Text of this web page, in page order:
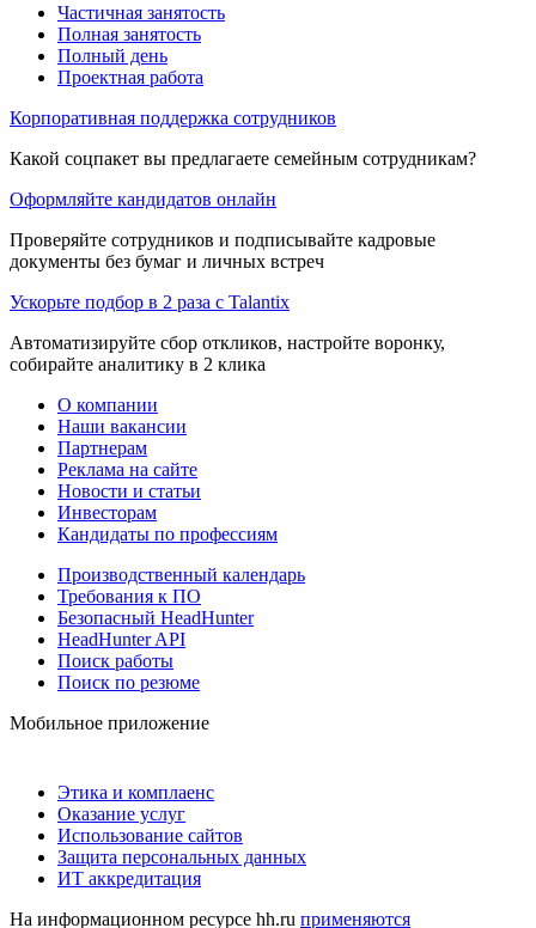
Частичная занятость
Полная занятость
Полный день
Проектная работа
Корпоративная поддержка сотрудников
Какой соцпакет вы предлагаете семейным сотрудникам?
Оформляйте кандидатов онлайн
Проверяйте сотрудников и подписывайте кадровые
документы без бумаг и личных встреч
Ускорьте подбор в 2 раза с Talantix
Автоматизируйте сбор откликов, настройте воронку,
собирайте аналитику в 2 клика
О компании
Наши вакансии
Партнерам
Реклама на сайте
Новости и статьи
Инвесторам
Кандидаты по профессиям
Производственный календарь
Требования к ПО
Безопасный HeadHunter
HeadHunter API
Поиск работы
Поиск по резюме
Мобильное приложение
Этика и комплаенс
Оказание услуг
Использование сайтов
Защита персональных данных
ИТ аккредитация
На информационном ресурсе hh.ru применяются